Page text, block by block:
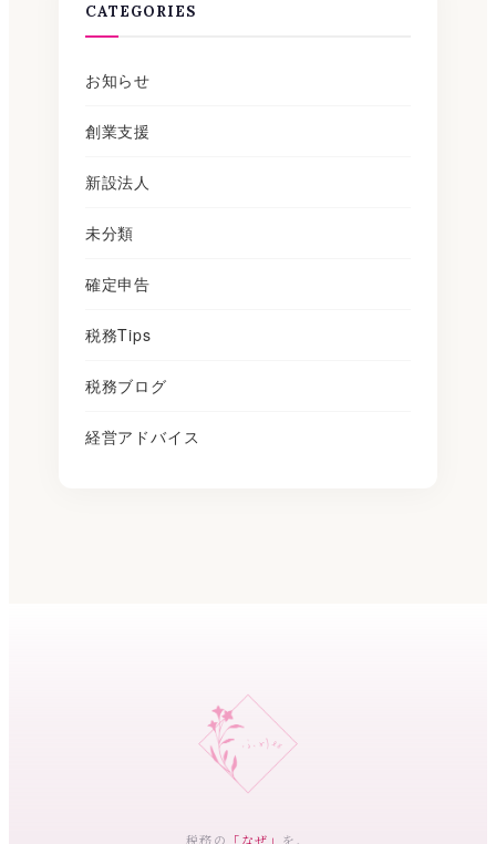
CATEGORIES
お知らせ
創業支援
新設法人
未分類
確定申告
税務Tips
税務ブログ
経営アドバイス
税務の 「なぜ」 を、